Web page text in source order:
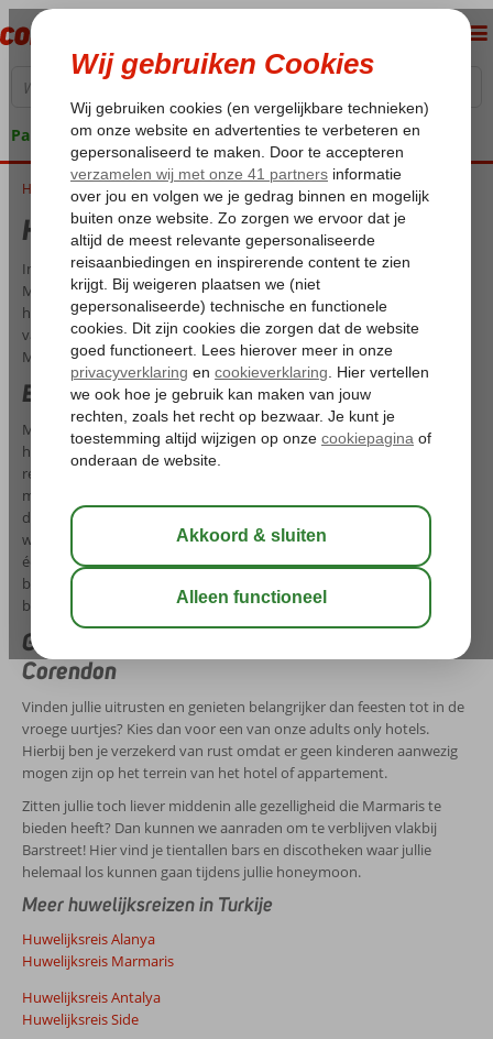
Pakketgarantie
Home Huwelijksreis Marmaris
Huwelijksreis Marmaris
In een beschutte baai aan de Lycische kust ligt het gezellige
Marmaris. Deze populaire badplaats is gebouwd op en rondom een
heuvel vol groen met daarachter een prachtige blauwe zee. Geniet
van de zon, zee, strand en natuurlijk elkaar! Tijdens je huwelijksreis in
Marmaris heb je alle tijd om samen te relaxen in dit paradijsje.
Een heerlijke huwelijksreis in Marmaris
Marmaris heeft alles wat een goede vakantiebestemming moet
hebben: mooie stranden met ligbedjes en parasols, gezellige bars,
restaurants en discotheken en een heleboel winkeltjes waar je de
mooiste sieraden kunt kopen. De lange boulevard loopt helemaal
door naar Içmeler. Dat is ideaal voor als jullie even lekker willen
wandelen langs het strand of gewoon lekker mensen kijken vanaf
één van de vele terrasjes! Met zoveel mogelijkheden op deze
bestemming zullen jullie hier ongetwijfeld een heerlijke huwelijksreis
beleven!
Goedkope honeymoon Marmaris met
Corendon
Vinden jullie uitrusten en genieten belangrijker dan feesten tot in de
vroege uurtjes? Kies dan voor een van onze adults only hotels.
Hierbij ben je verzekerd van rust omdat er geen kinderen aanwezig
mogen zijn op het terrein van het hotel of appartement.
Zitten jullie toch liever middenin alle gezelligheid die Marmaris te
bieden heeft? Dan kunnen we aanraden om te verblijven vlakbij
Barstreet! Hier vind je tientallen bars en discotheken waar jullie
helemaal los kunnen gaan tijdens jullie honeymoon.
Meer huwelijksreizen in Turkije
Huwelijksreis Alanya
Huwelijksreis Marmaris
Huwelijksreis Antalya
Huwelijksreis Side